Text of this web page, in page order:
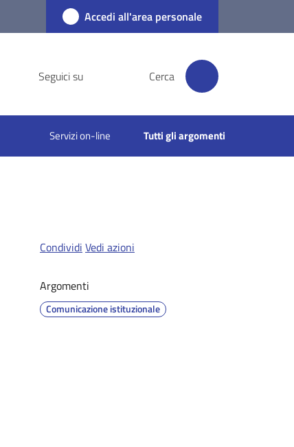
Accedi all'area personale
Seguici su Cerca
Servizi on-line Tutti gli argomenti
Condividi Vedi azioni
Argomenti
Comunicazione istituzionale